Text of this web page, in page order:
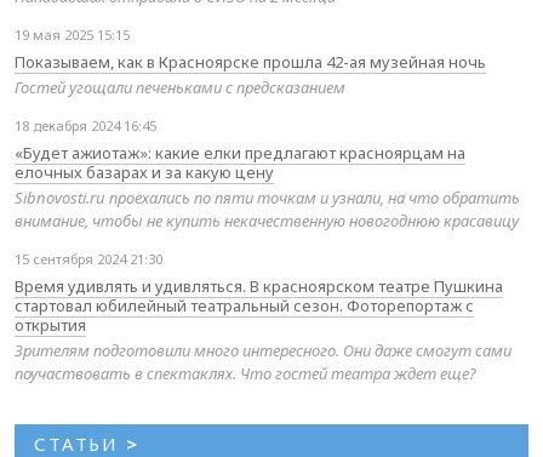
19 мая 2025 15:15
Показываем, как в Красноярске прошла 42-ая музейная ночь
Гостей угощали печеньками с предсказанием
18 декабря 2024 16:45
«Будет ажиотаж»: какие елки предлагают красноярцам на
елочных базарах и за какую цену
Sibnovosti.ru проехались по пяти точкам и узнали, на что обратить
внимание, чтобы не купить некачественную новогоднюю красавицу
15 сентября 2024 21:30
Время удивлять и удивляться. В красноярском театре Пушкина
стартовал юбилейный театральный сезон. Фоторепортаж с
открытия
Зрителям подготовили много интересного. Они даже смогут сами
поучаствовать в спектаклях. Что гостей театра ждет еще?
СТАТЬИ >